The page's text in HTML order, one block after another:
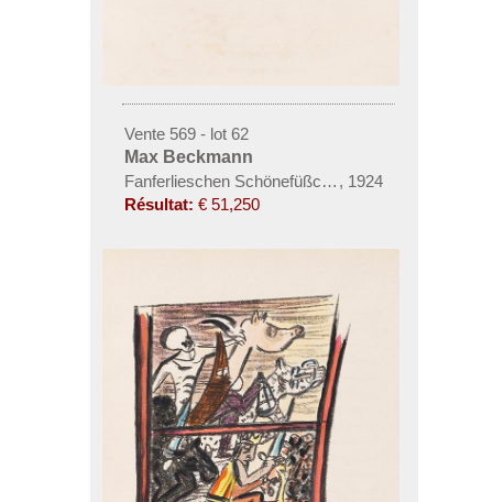
Vente 569 - lot 62
Max Beckmann
Fanferlieschen Schönefüßchen, 1924
Résultat: € 51,250